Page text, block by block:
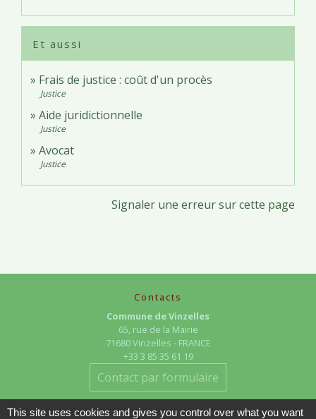
Et aussi
Frais de justice : coût d'un procès
Justice
Aide juridictionnelle
Justice
Avocat
Justice
Signaler une erreur sur cette page
Contacts
Commune de Vinzelles
65, rue de la Mairie
71680 Vinzelles - FRANCE
+33 3 85 35 61 19
Contact par formulaire
This site uses cookies and gives you control over what you want